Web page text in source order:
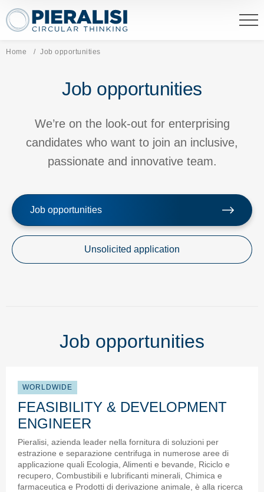
Pieralisi Maip Spa
Home Current page:
Job opportunities
Job opportunities
We’re on the look-out for enterprising
candidates who want to join an inclusive,
passionate and innovative team.
Job opportunities
Unsolicited application
Job opportunities
WORLDWIDE
FEASIBILITY & DEVELOPMENT
ENGINEER
Pieralisi, azienda leader nella fornitura di soluzioni per
estrazione e separazione centrifuga in numerose aree di
applicazione quali Ecologia, Alimenti e bevande, Riciclo e
recupero, Combustibili e lubrificanti minerali, Chimica e
farmaceutica e Prodotti di derivazione animale, è alla ricerca